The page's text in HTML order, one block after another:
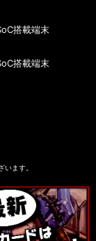
搭載端末
搭載端末
ます。